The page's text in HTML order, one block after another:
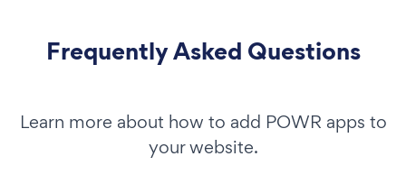
Frequently Asked Questions
Learn more about how to add POWR apps to
your website.